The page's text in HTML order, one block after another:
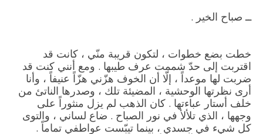
ــ صباح الخير .
خطت بضع خطوات ، لتكون قريبة منّي ، كانت قد
اقتربت إلى حدّ شممت عرف طيبها . ومع أنني كنت قد
ضربت لها موعداً ، إلّا أن الخوف هزّني هزّاً عنيفاً ، وأنا
أرى نظرتها الوحشية ، المضيئة تلك ، وصدرها الناتئ من
خلف أستار عباءتها . كان الذهب لم يزل منثوراً على
وجهها ، الذي تلألأ في نور الصباح . ضاع لساني ، والتوى
كل شيء في جسدي ، بينما تيبّست عواطفي تماماً .